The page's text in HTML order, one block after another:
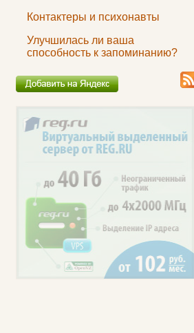
Контактеры и психонавты
Улучшилась ли ваша
способность к запоминанию?